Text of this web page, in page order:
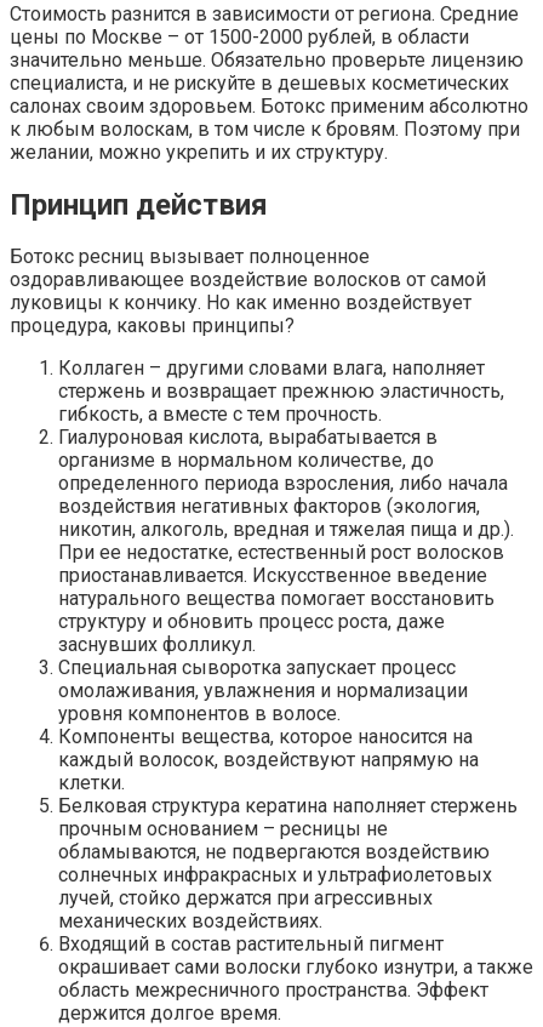
Стоимость разнится в зависимости от региона. Средние
цены по Москве – от 1500-2000 рублей, в области
значительно меньше. Обязательно проверьте лицензию
специалиста, и не рискуйте в дешевых косметических
салонах своим здоровьем. Ботокс применим абсолютно
к любым волоскам, в том числе к бровям. Поэтому при
желании, можно укрепить и их структуру.
Принцип действия
Ботокс ресниц вызывает полноценное
оздоравливающее воздействие волосков от самой
луковицы к кончику. Но как именно воздействует
процедура, каковы принципы?
Коллаген – другими словами влага, наполняет
стержень и возвращает прежнюю эластичность,
гибкость, а вместе с тем прочность.
Гиалуроновая кислота, вырабатывается в
организме в нормальном количестве, до
определенного периода взросления, либо начала
воздействия негативных факторов (экология,
никотин, алкоголь, вредная и тяжелая пища и др.).
При ее недостатке, естественный рост волосков
приостанавливается. Искусственное введение
натурального вещества помогает восстановить
структуру и обновить процесс роста, даже
заснувших фолликул.
Специальная сыворотка запускает процесс
омолаживания, увлажнения и нормализации
уровня компонентов в волосе.
Компоненты вещества, которое наносится на
каждый волосок, воздействуют напрямую на
клетки.
Белковая структура кератина наполняет стержень
прочным основанием – ресницы не
обламываются, не подвергаются воздействию
солнечных инфракрасных и ультрафиолетовых
лучей, стойко держатся при агрессивных
механических воздействиях.
Входящий в состав растительный пигмент
окрашивает сами волоски глубоко изнутри, а также
область межресничного пространства. Эффект
держится долгое время.